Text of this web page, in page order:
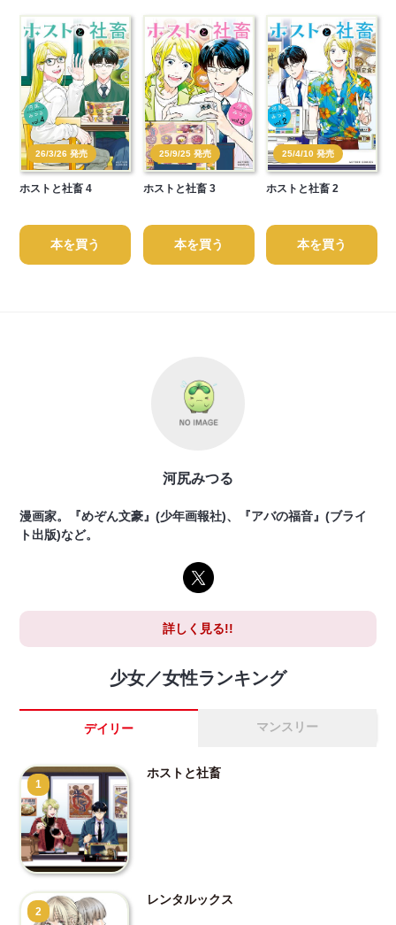
26/3/26 発売
ホストと社畜 4
本を買う
25/9/25 発売
ホストと社畜 3
本を買う
25/4/10 発売
ホストと社畜 2
本を買う
河尻みつる
漫画家。『めぞん文豪』(少年画報社)、『アバの福音』(ブライ
ト出版)など。
詳しく見る!!
少女／女性ランキング
デイリー マンスリー
1
ホストと社畜
2
レンタルックス